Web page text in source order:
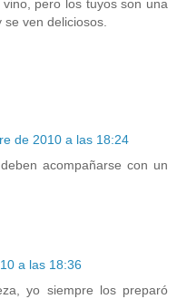
pero los tuyos son una
ven deliciosos.
de 2010 a las 18:24
acompañarse con un
a las 18:36
yo siempre los preparó